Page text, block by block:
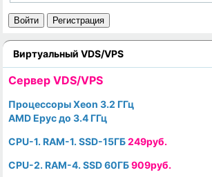
Войти Регистрация
Виртуальный VDS/VPS
Cервер VDS/VPS
Процессоры Xeon 3.2 ГГц
AMD Epyc до 3.4 ГГц
CPU-1. RAM-1. SSD-15ГБ249руб.
CPU-2. RAM-4. SSD 60ГБ909руб.